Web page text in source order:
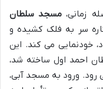
زمانی، مسجد سلطان
سر به فلک کشیده و
خودنمایی می کند. این
احمد اول ساخته شد،
رود. ورود به مسجد آبی،